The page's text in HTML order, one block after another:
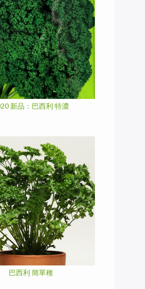
新品：巴西利 特濃
巴西利 簡單種